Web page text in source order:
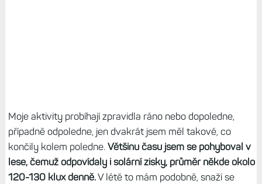
Moje aktivity probíhají zpravidla ráno nebo dopoledne,
případně odpoledne, jen dvakrát jsem měl takové, co
končily kolem poledne. Většinu času jsem se pohyboval v
lese, čemuž odpovídaly i solární zisky, průměr někde okolo
120-130 klux denně.V létě to mám podobně, snaží se